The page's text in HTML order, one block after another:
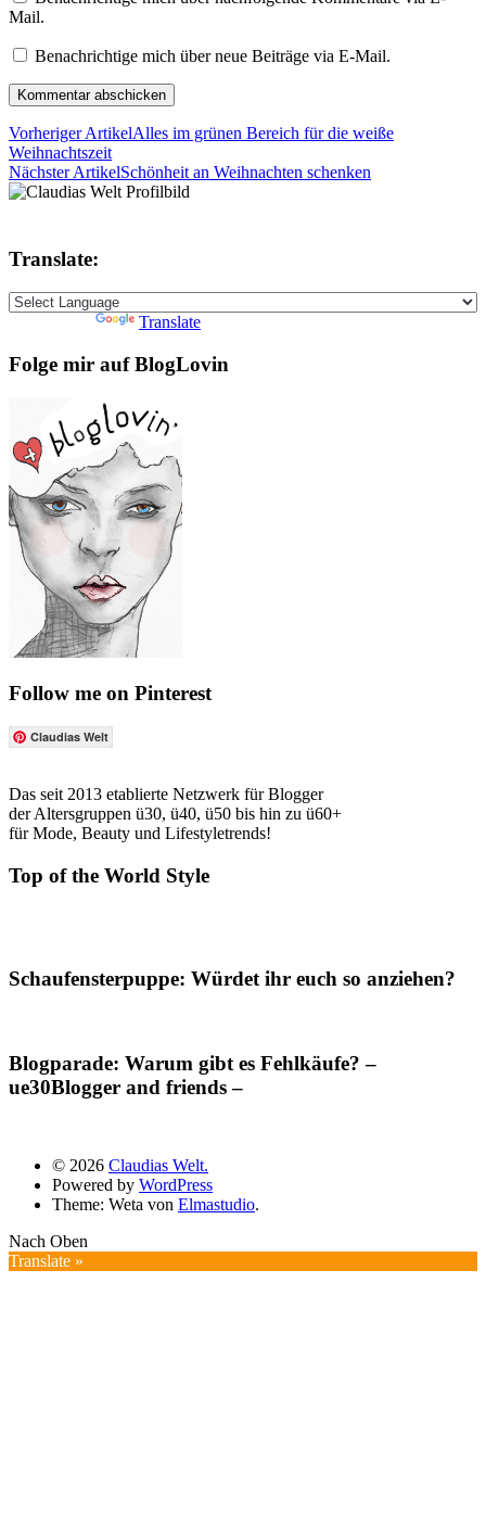
Mail.
Benachrichtige mich über neue Beiträge via E-Mail.
Vorheriger ArtikelAlles im grünen Bereich für die weiße
Weihnachtszeit
Nächster ArtikelSchönheit an Weihnachten schenken
Translate:
Translate
Folge mir auf BlogLovin
Follow me on Pinterest
Claudias Welt
Das seit 2013 etablierte Netzwerk für Blogger
der Altersgruppen ü30, ü40, ü50 bis hin zu ü60+
für Mode, Beauty und Lifestyletrends!
Top of the World Style
Schaufensterpuppe: Würdet ihr euch so anziehen?
Blogparade: Warum gibt es Fehlkäufe? –
ue30Blogger and friends –
© 2026 Claudias Welt.
Powered by WordPress
Theme: Weta von Elmastudio.
Nach Oben
Translate »